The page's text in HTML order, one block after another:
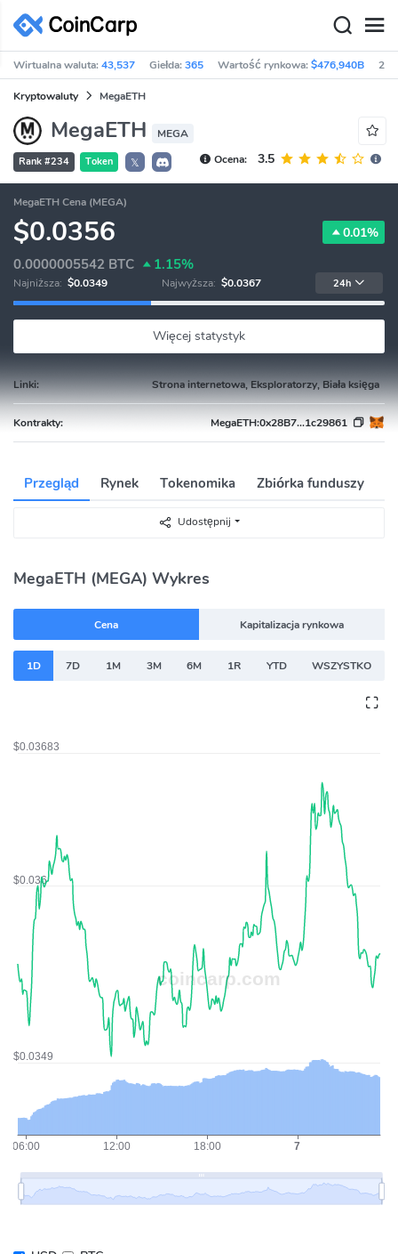
Wirtualna waluta:43,537 Giełda:365 Wartość rynkowa:$476,940B
Kryptowaluty MegaETH
MegaETH MEGA
Rank #234 Token 𝕏 Ocena: 3.5
MegaETH Cena (MEGA)
$0.0356 0.01%
0.0000005542 BTC 1.15%
Najniższa: $0.0349 Najwyższa: $0.0367 24h
Więcej statystyk
Linki: Strona internetowa, Eksploratorzy, Biała księga
Kontrakty: MegaETH:0x28B7...1c29861
Przegląd Rynek Tokenomika Zbiórka funduszy
Udostępnij
MegaETH (MEGA) Wykres
Cena Kapitalizacja rynkowa
1D 7D 1M 3M 6M 1R YTD WSZYSTKO